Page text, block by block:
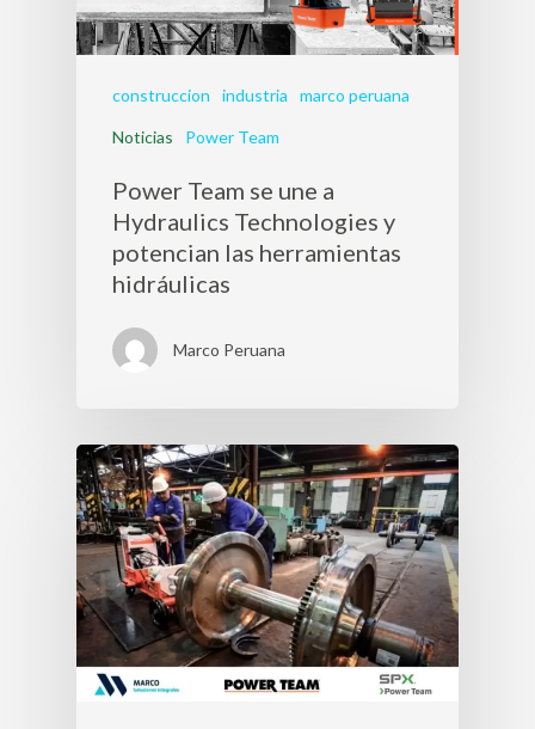
construccion industria marco peruana
Noticias Power Team
Power Team se une a
Hydraulics Technologies y
potencian las herramientas
hidráulicas
Marco Peruana